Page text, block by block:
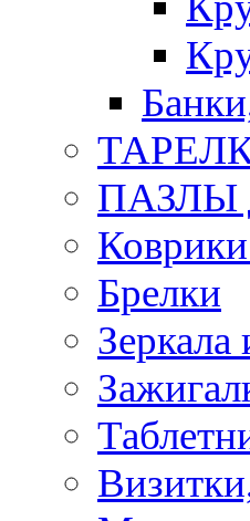
ПАЗЛЫ
Брелки